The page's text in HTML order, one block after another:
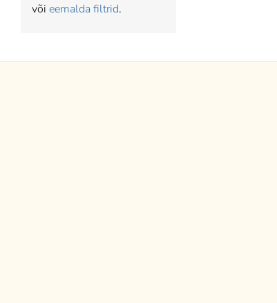
või eemalda filtrid.